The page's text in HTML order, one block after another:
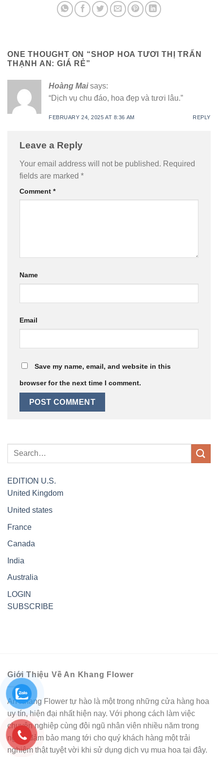
ONE THOUGHT ON “SHOP HOA TƯƠI THỊ TRẤN
THẠNH AN: GIÁ RẺ”
Hoàng Mai says:
“Dịch vụ chu đáo, hoa đẹp và tươi lâu.”
FEBRUARY 24, 2025 AT 8:36 AM REPLY
Leave a Reply
Your email address will not be published. Required
fields are marked *
Comment *
Name
Email
Save my name, email, and website in this
browser for the next time I comment.
EDITION U.S.
United Kingdom
United states
France
Canada
India
Australia
LOGIN
SUBSCRIBE
Giới Thiệu Về An Khang Flower
An Khang Flower tự hào là một trong những cửa hàng hoa
uy tín, hiện đại nhất hiện nay. Với phong cách làm việc
chuyên nghiệp cùng đội ngũ nhân viên nhiều năm trong
nghề, đảm bảo mang tới cho quý khách hàng một trải
nghiệm thật tuyệt vời khi sử dụng dịch vụ mua hoa tại đây.